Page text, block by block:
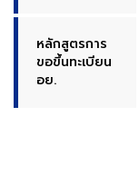
หลักสูตรการ
ขอขึ้นทะเบียน
อย.